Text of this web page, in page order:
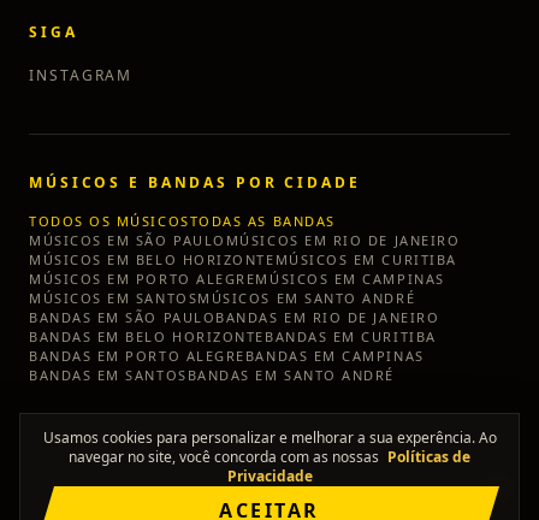
SIGA
INSTAGRAM
MÚSICOS E BANDAS POR CIDADE
TODOS OS MÚSICOSTODAS AS BANDAS
MÚSICOS EM SÃO PAULO MÚSICOS EM RIO DE JANEIRO
MÚSICOS EM BELO HORIZONTE MÚSICOS EMCURITIBA
MÚSICOS EM PORTO ALEGREMÚSICOS EMCAMPINAS
MÚSICOS EM SANTOSMÚSICOS EMSANTO ANDRÉ
BANDAS EMSÃO PAULO BANDAS EM RIO DE JANEIRO
BANDAS EM BELO HORIZONTE BANDAS EMCURITIBA
BANDAS EM PORTO ALEGRE BANDAS EMCAMPINAS
BANDAS EMSANTOS BANDAS EMSANTO ANDRÉ
2026TÔ SEM BANDA
Usamos cookies para personalizar e melhorar a sua experência. Ao
navegar no site, você concorda com as nossas Políticas de
Privacidade
ACEITAR